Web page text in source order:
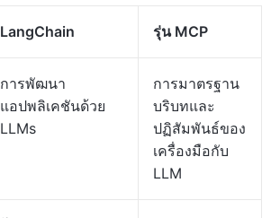
LangChain รุ่น MCP
การพัฒนา
แอปพลิเคชันด้วย
LLMs
การมาตรฐาน
บริบทและ
ปฏิสัมพันธ์ของ
เครื่องมือกับ
LLM